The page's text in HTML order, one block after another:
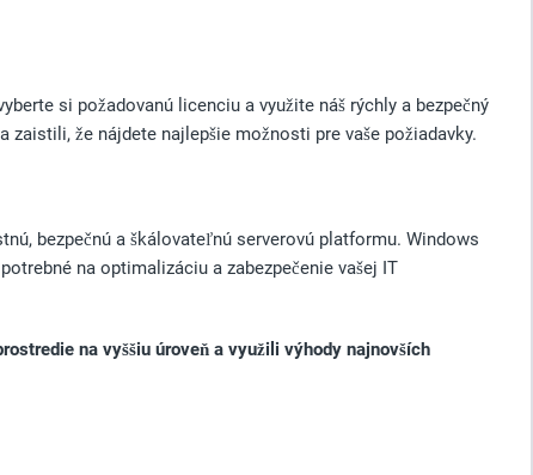
si požadovanú licenciu a využite náš rýchly a bezpečný
že nájdete najlepšie možnosti pre vaše požiadavky.
bezpečnú a škálovateľnú serverovú platformu. Windows
na optimalizáciu a zabezpečenie vašej IT
na vyššiu úroveň a využili výhody najnovších